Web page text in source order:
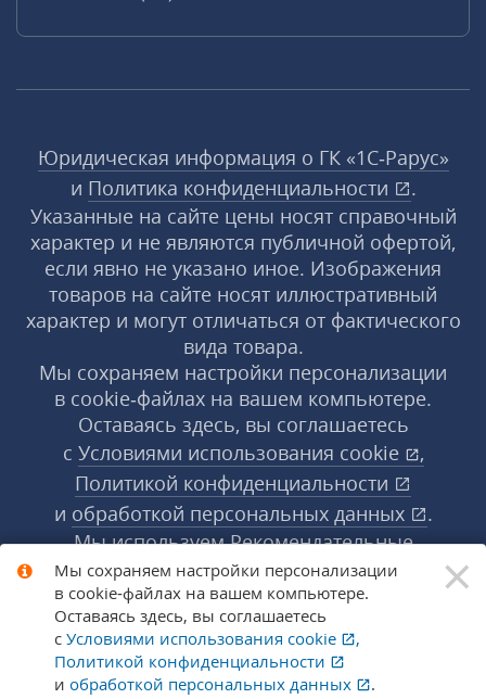
Юридическая информация о ГК «1С‑Рарус»
и Политика конфиденциальности
.
Указанные на сайте цены носят справочный
характер и не являются публичной офертой,
если явно не указано иное. Изображения
товаров на сайте носят иллюстративный
характер и могут отличаться от фактического
вида товара.
Мы сохраняем настройки персонализации
в cookie‑файлах на вашем компьютере.
Оставаясь здесь, вы соглашаетесь
с Условиями использования cookie
,
Политикой конфиденциальности
и обработкой персональных данных
.
Мы используем Рекомендательные
технологии, их правила применения доступны
по ссылке
. Подробнее
© 1998-2026 «1С‑Рарус» ®. Все права
×
Мы сохраняем настройки персонализации
в cookie‑файлах на вашем компьютере.
Оставаясь здесь, вы соглашаетесь
с Условиями использования cookie
,
Политикой конфиденциальности
и обработкой персональных данных
.